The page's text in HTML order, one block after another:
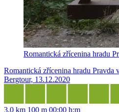
Romantická zřícenina hradu
Romantická zřícenina hradu Pravda
Bergtour, 13.12.2020
3,0 km 100 m 00:00 h:m